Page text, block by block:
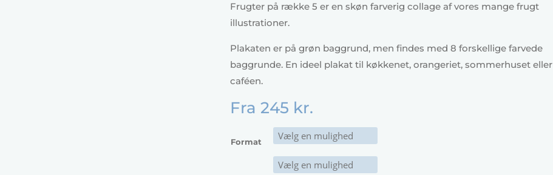
Frugter på række 5 er en skøn farverig collage af vores mange frugt
illustrationer.
Plakaten er på grøn baggrund, men findes med 8 forskellige farvede
baggrunde. En ideel plakat til køkkenet, orangeriet, sommerhuset eller
caféen.
Fra 245 kr.
Format